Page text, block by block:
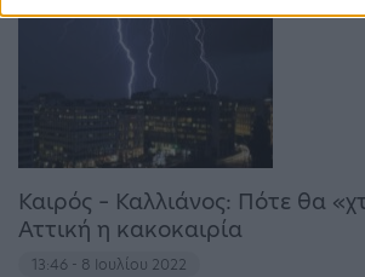
Καιρός – Καλλιάνος: Πότε θα
Αττική η κακοκαιρία
13:46 - 8 Ιουλίου 2022